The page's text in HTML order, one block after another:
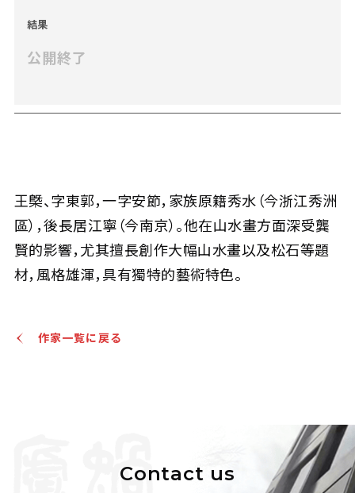
王槩、字東郭，一字安節，家族原籍秀水（今浙江秀洲
區），後長居江寧（今南京）。他在山水畫方面深受龔
賢的影響，尤其擅長創作大幅山水畫以及松石等題
材，風格雄渾，具有獨特的藝術特色。
結果
公開終了
作家一覧に戻る
Contact us